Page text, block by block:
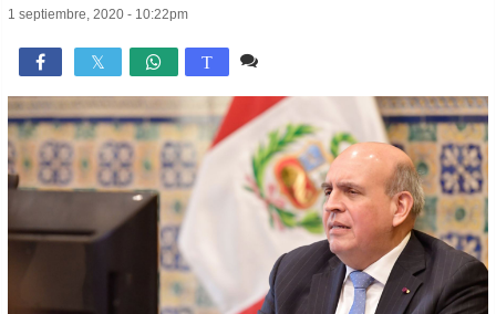
1 septiembre, 2020 - 10:22pm
 T